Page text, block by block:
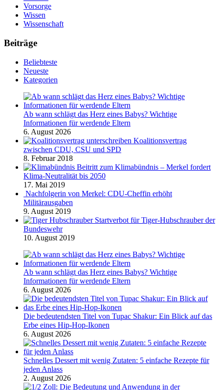
Vorsorge
Wissen
Wissenschaft
Beiträge
Beliebteste
Neueste
Kategorien
Ab wann schlägt das Herz eines Babys? Wichtige
Informationen für werdende Eltern
6. August 2026
Koalitionsvertrag
zwischen CDU, CSU und SPD
8. Februar 2018
Beitritt zum Klimabündnis – Merkel fordert
Klima-Neutralität bis 2050
17. Mai 2019
Nachfolgerin von Merkel: CDU-Cheffin erhöht
Militärausgaben
9. August 2019
Startverbot für Tiger-Hubschrauber der
Bundeswehr
10. August 2019
Ab wann schlägt das Herz eines Babys? Wichtige
Informationen für werdende Eltern
6. August 2026
Die bedeutendsten Titel von Tupac Shakur: Ein Blick auf das
Erbe eines Hip-Hop-Ikonen
6. August 2026
Schnelles Dessert mit wenig Zutaten: 5 einfache Rezepte für
jeden Anlass
2. August 2026